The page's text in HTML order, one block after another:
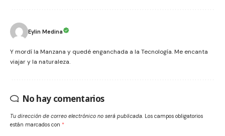
Eylin Medina
Y mordí la Manzana y quedé enganchada a la Tecnología. Me encanta
viajar y la naturaleza.
No hay comentarios
Tu dirección de correo electrónico no será publicada. Los campos obligatorios
están marcados con *